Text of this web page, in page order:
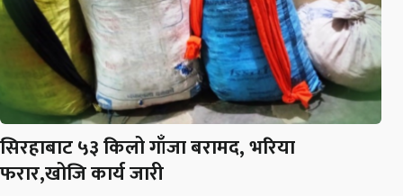
सिरहाबाट ५३ किलो गाँजा बरामद, भरिया
फरार,खोजि कार्य जारी